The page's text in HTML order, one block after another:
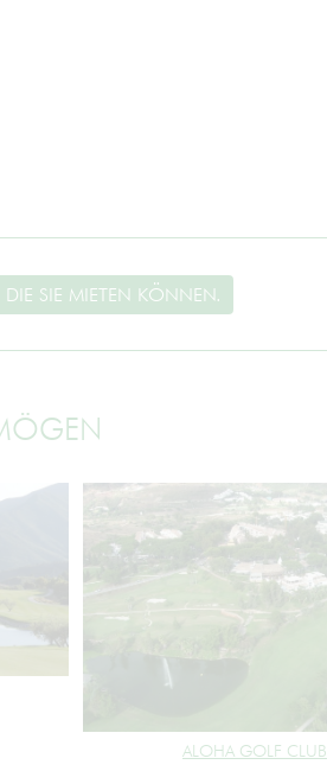
DIE SIE MIETEN KÖNNEN.
ALOHA GOLF CLUB